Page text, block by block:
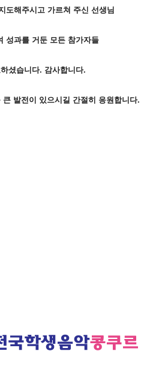
도해주시고 가르쳐 주신 선생님
성과를 거둔 모든 참가자들
셨습니다. 감사합니다.
발전이 있으시길 간절히 응원합니다.